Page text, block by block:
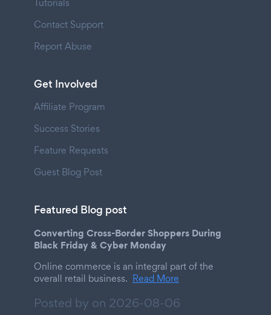
Tutorials
Contact Support
Report Abuse
Get Involved
Affiliate Program
Success Stories
Feature Requests
Guest Blog Post
Featured Blog post
Converting Cross-Border Shoppers During
Black Friday & Cyber Monday
Online commerce is an integral part of the
overall retail business. Read More
Posted by on 2026-08-06